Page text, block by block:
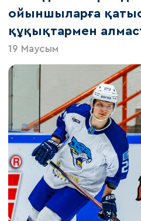
ойыншыларға
құқықтармен
19 Маусым